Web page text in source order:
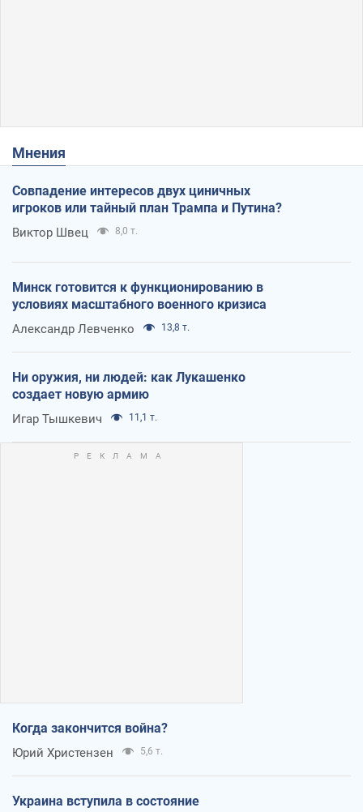
Мнения
Совпадение интересов двух циничных
игроков или тайный план Трампа и Путина?
Виктор Швец 8,0 т.
Минск готовится к функционированию в
условиях масштабного военного кризиса
Александр Левченко 13,8 т.
Ни оружия, ни людей: как Лукашенко
создает новую армию
Игар Тышкевич 11,1 т.
Когда закончится война?
Юрий Христензен 5,6 т.
Украина вступила в состояние